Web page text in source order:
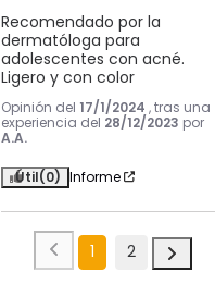
Recomendado por la
dermatóloga para
adolescentes con acné.
Ligero y con color
Opinión del 17/1/2024 , tras una
experiencia del 28/12/2023 por
A.A.
Útil(0) Informe
1 2